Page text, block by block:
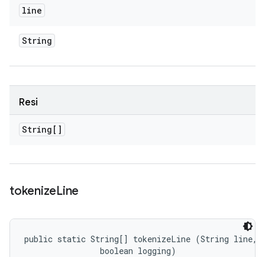
line
String
Resi
String[]
tokenizeLine
public static String[] tokenizeLine (String line,
                boolean logging)